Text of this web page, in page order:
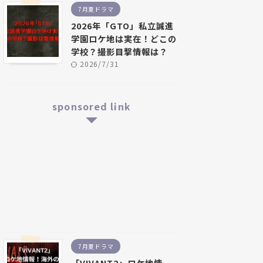
7月夏ドラマ
2026年「GTO」私立誠進
学園ロケ地は実在！どこの
学校？撮影目撃情報は？
2026/7/31
sponsored link
7月夏ドラマ